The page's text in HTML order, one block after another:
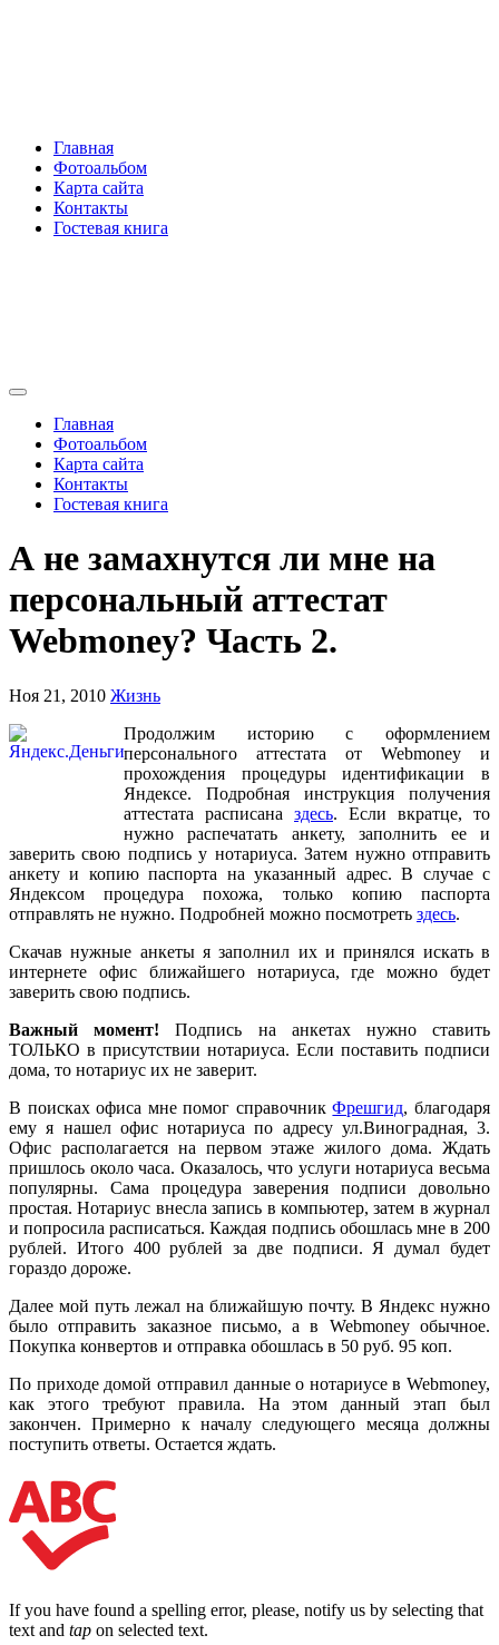
Главная
Фотоальбом
Карта сайта
Контакты
Гостевая книга
Главная
Фотоальбом
Карта сайта
Контакты
Гостевая книга
А не замахнутся ли мне на
персональный аттестат
Webmoney? Часть 2.
Ноя 21, 2010 Жизнь
Продолжим историю с оформлением
персонального аттестата от Webmoney и
прохождения процедуры идентификации в
Яндексе. Подробная инструкция получения
аттестата расписана здесь. Если вкратце, то
нужно распечатать анкету, заполнить ее и
заверить свою подпись у нотариуса. Затем нужно отправить
анкету и копию паспорта на указанный адрес. В случае с
Яндексом процедура похожа, только копию паспорта
отправлять не нужно. Подробней можно посмотреть здесь.
Скачав нужные анкеты я заполнил их и принялся искать в
интернете офис ближайшего нотариуса, где можно будет
заверить свою подпись.
Важный момент!Подпись на анкетах нужно ставить
ТОЛЬКО в присутствии нотариуса. Если поставить подписи
дома, то нотариус их не заверит.
В поисках офиса мне помог справочникФрешгид, благодаря
ему я нашел офис нотариуса по адресу ул.Виноградная, 3.
Офис располагается на первом этаже жилого дома. Ждать
пришлось около часа. Оказалось, что услуги нотариуса весьма
популярны. Сама процедура заверения подписи довольно
простая. Нотариус внесла запись в компьютер, затем в журнал
и попросила расписаться. Каждая подпись обошлась мне в 200
рублей. Итого 400 рублей за две подписи. Я думал будет
гораздо дороже.
Далее мой путь лежал на ближайшую почту. В Яндекс нужно
было отправить заказное письмо, а в Webmoney обычное.
Покупка конвертов и отправка обошлась в 50 руб. 95 коп.
По приходе домой отправил данные о нотариусе в Webmoney,
как этого требуют правила. На этом данный этап был
закончен. Примерно к началу следующего месяца должны
поступить ответы. Остается ждать.
If you have found a spelling error, please, notify us by selecting that
text and tap on selected text.